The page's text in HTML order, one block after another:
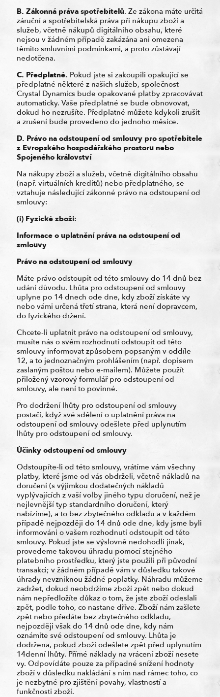
B. Zákonná práva spotřebitelů. Ze zákona máte určitá
záruční a spotřebitelská práva při nákupu zboží a
služeb, včetně nákupů digitálního obsahu, které
nejsou v žádném případě zakázána ani omezena
těmito smluvními podmínkami, a proto zůstávají
nedotčena.
C. Předplatné. Pokud jste si zakoupili opakující se
předplatné některé z našich služeb, společnost
Crystal Dynamics bude opakované platby zpracovávat
automaticky. Vaše předplatné se bude obnovovat,
dokud ho nezrušíte. Předplatné můžete kdykoli zrušit
a zrušení bude provedeno do jednoho měsíce.
D. Právo na odstoupení od smlouvy pro spotřebitele
z Evropského hospodářského prostoru nebo
Spojeného království
Na nákupy zboží a služeb, včetně digitálního obsahu
(např. virtuálních kreditů) nebo předplatného, se
vztahuje následující zákonné právo na odstoupení od
smlouvy:
(i) Fyzické zboží:
Informace o uplatnění práva na odstoupení od
smlouvy
Právo na odstoupení od smlouvy
Máte právo odstoupit od této smlouvy do 14 dnů bez
udání důvodu. Lhůta pro odstoupení od smlouvy
uplyne po 14 dnech ode dne, kdy zboží získáte vy
nebo vámi určená třetí strana, která není dopravcem,
do fyzického držení.
Chcete-li uplatnit právo na odstoupení od smlouvy,
musíte nás o svém rozhodnutí odstoupit od této
smlouvy informovat způsobem popsaným v oddíle
12, a to jednoznačným prohlášením (např. dopisem
zaslaným poštou nebo e-mailem). Můžete použít
přiložený vzorový formulář pro odstoupení od
smlouvy, ale není to povinné.
Pro dodržení lhůty pro odstoupení od smlouvy
postačí, když své sdělení o uplatnění práva na
odstoupení od smlouvy odešlete před uplynutím
lhůty pro odstoupení od smlouvy.
Účinky odstoupení od smlouvy
Odstoupíte-li od této smlouvy, vrátíme vám všechny
platby, které jsme od vás obdrželi, včetně nákladů na
doručení (s výjimkou dodatečných nákladů
vyplývajících z vaší volby jiného typu doručení, než je
nejlevnější typ standardního doručení, který
nabízíme), a to bez zbytečného odkladu a v každém
případě nejpozději do 14 dnů ode dne, kdy jsme byli
informováni o vašem rozhodnutí odstoupit od této
smlouvy. Pokud jste se výslovně nedohodli jinak,
provedeme takovou úhradu pomocí stejného
platebního prostředku, který jste použili při původní
transakci; v žádném případě vám v důsledku takové
úhrady nevzniknou žádné poplatky. Náhradu můžeme
zadržet, dokud neobdržíme zboží zpět nebo dokud
nám nepředložíte důkaz o tom, že jste zboží odeslali
zpět, podle toho, co nastane dříve. Zboží nám zašlete
zpět nebo předáte bez zbytečného odkladu,
nejpozději však do 14 dnů ode dne, kdy nám
oznámíte své odstoupení od smlouvy. Lhůta je
dodržena, pokud zboží odešlete zpět před uplynutím
14denní lhůty. Přímé náklady na vrácení zboží nesete
vy. Odpovídáte pouze za případné snížení hodnoty
zboží v důsledku nakládání s ním nad rámec toho, co
je nezbytné pro zjištění povahy, vlastností a
funkčnosti zboží.